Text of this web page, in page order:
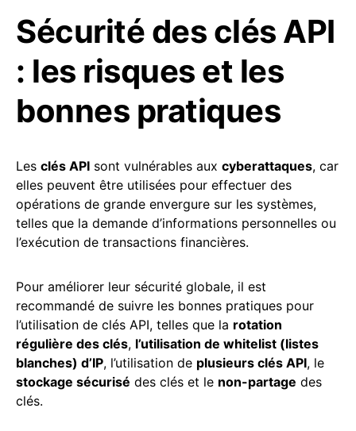
Sécurité des clés API
: les risques et les
bonnes pratiques
Les clés API sont vulnérables aux cyberattaques, car
elles peuvent être utilisées pour effectuer des
opérations de grande envergure sur les systèmes,
telles que la demande d’informations personnelles ou
l’exécution de transactions financières.
Pour améliorer leur sécurité globale, il est
recommandé de suivre les bonnes pratiques pour
l’utilisation de clés API, telles que la rotation
régulière des clés, l’utilisation de whitelist (listes
blanches) d’IP, l’utilisation de plusieurs clés API, le
stockage sécurisé des clés et le non-partage des
clés.